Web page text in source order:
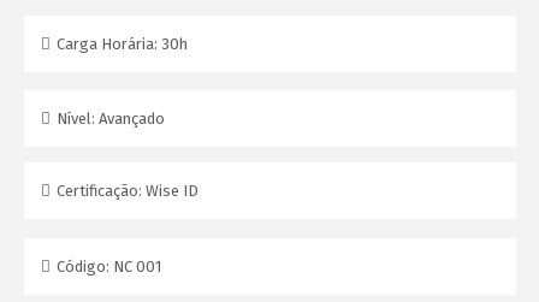
Carga Horária: 30h
Nível: Avançado
Certificação: Wise ID
Código: NC 001